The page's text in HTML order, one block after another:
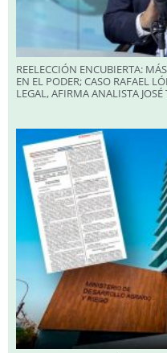
REELECCIÓN ENCUBIERTA:
EN EL PODER; CASO RAFAEL
LEGAL, AFIRMA ANALISTA JOSÉ